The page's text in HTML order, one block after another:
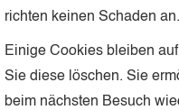
richten keinen Schaden an.
Einige Cookies bleiben
Sie diese löschen. Sie
beim nächsten Besuch